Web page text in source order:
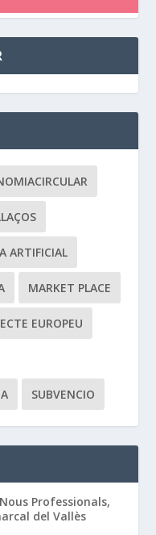
ARTIFICIAL
MARKET PLACE
EUROPEU
SUBVENCIO
Professionals,
del Vallès